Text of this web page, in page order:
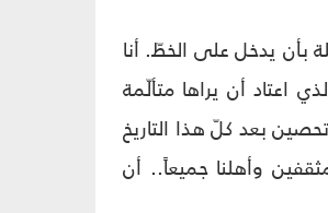
بأن يدخل على الخطّ. أنا
أن يراها متألّمة
بعد كلّ هذا التاريخ
وأهلنا جميعاً.. أن